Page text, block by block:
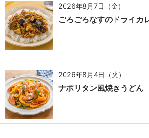
2026年8月7日（金）
ごろごろなすのドライカ
2026年8月4日（火）
ナポリタン風焼きうどん